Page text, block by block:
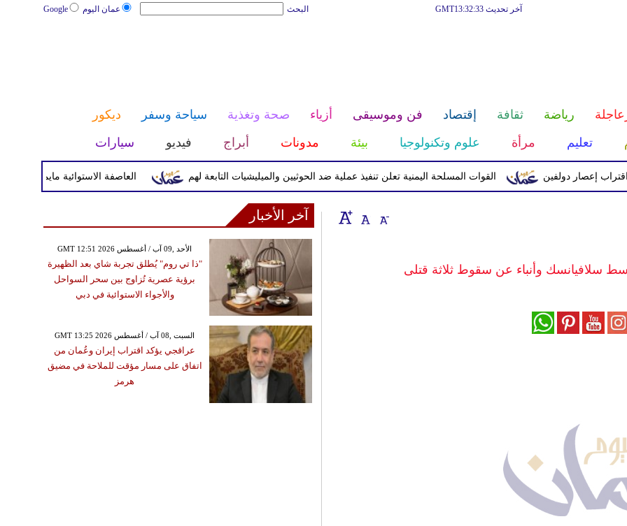
عمان اليوم Google البحث آخر تحديث GMT13:32:33
رياضة ثقافة إقتصاد فن وموسيقى أزياء صحة وتغذية سياحة وسفر
ديكور
تعليم مرأة علوم وتكنولوجيا بيئة مدونات أبراج فيديو سيارات
العاصفة الاستوائية مايماي تضرب القوات المسلحة اليمنية تعلن تنفيذ عملية ضد الحوثيين والميليشيات التابعة لهم إعصار دولفين
سلافيانسك وأنباء عن سقوط ثلاثة قتلى
آخر الأخبار
GMT 12:51 2026 الأحد ,09 آب / أغسطس
"ذا تي روم" يُطلق تجربة شاي بعد الظهيرة
برؤية عصرية تُزاوج بين سحر السواحل
والأجواء الاستوائية في دبي
GMT 13:25 2026 السبت ,08 آب / أغسطس
عراقجي يؤكد اقتراب إيران وعُمان من
اتفاق على مسار مؤقت للملاحة في مضيق
هرمز